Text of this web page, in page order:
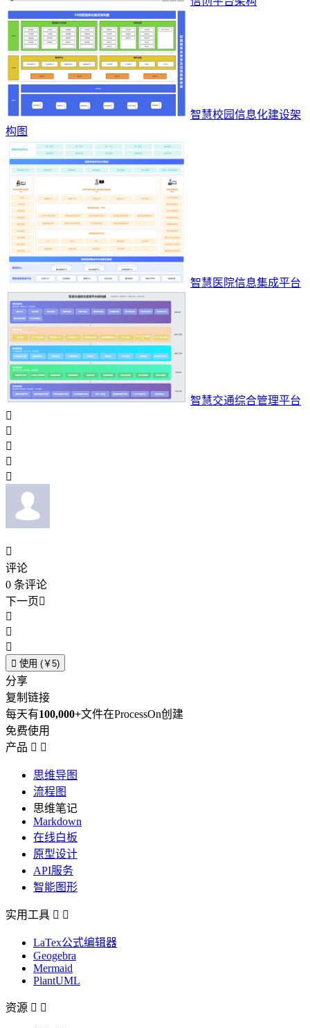
智慧校园信息化建设架
构图
智慧医院信息集成平台
智慧交通综合管理平台






评论
0 条评论
下一页



 使用 (￥5)
分享
复制链接
每天有100,000+文件在ProcessOn创建
免费使用
产品  
思维导图
流程图
思维笔记
Markdown
在线白板
原型设计
API服务
智能图形
实用工具  
LaTex公式编辑器
Geogebra
Mermaid
PlantUML
资源  